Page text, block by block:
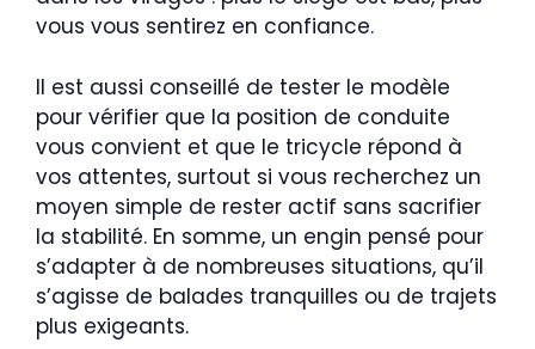
vous vous sentirez en confiance.
Il est aussi conseillé de tester le modèle
pour vérifier que la position de conduite
vous convient et que le tricycle répond à
vos attentes, surtout si vous recherchez un
moyen simple de rester actif sans sacrifier
la stabilité. En somme, un engin pensé pour
s’adapter à de nombreuses situations, qu’il
s’agisse de balades tranquilles ou de trajets
plus exigeants.